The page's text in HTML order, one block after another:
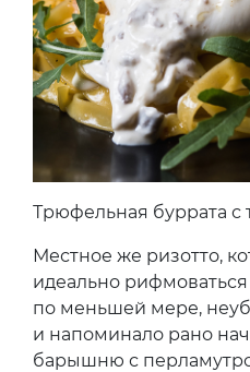
Трюфельная буррата с
Местное же ризотто,
идеально
по меньшей мере,
и напоминало рано
барышню с